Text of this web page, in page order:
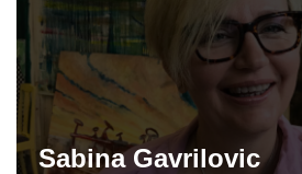
Sabina Gavrilovic